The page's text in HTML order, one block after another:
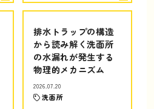
排水トラップの構造
から読み解く洗面所
の水漏れが発生する
物理的メカニズム
2026.07.20
洗面所